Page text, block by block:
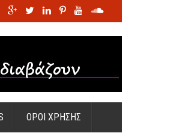
των νηπίων της Σάντας
ΟΡΟΙ ΧΡΗΣΗΣ